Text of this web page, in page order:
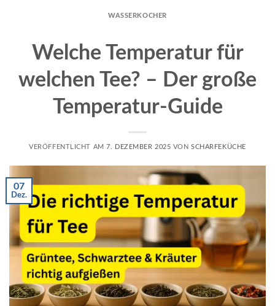
WASSERKOCHER
Welche Temperatur für
welchen Tee? – Der große
Temperatur-Guide
VERÖFFENTLICHT AM7. DEZEMBER 2025 VONSCHARFEKÜCHE
07
Dez.